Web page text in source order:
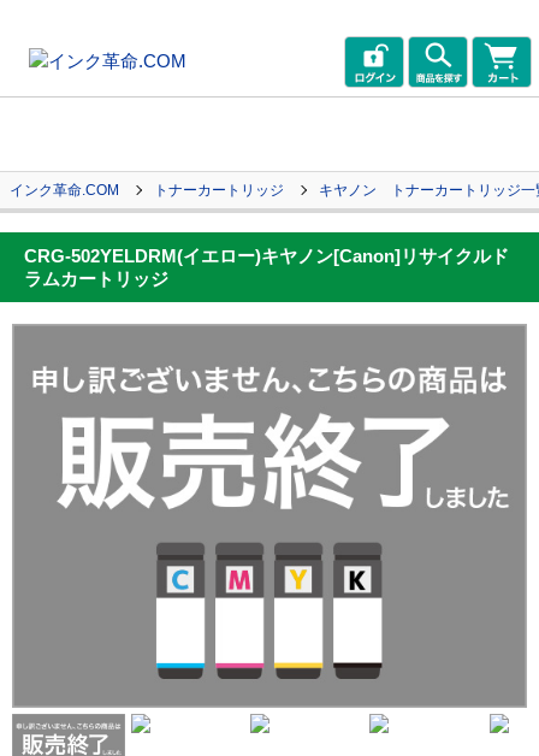
インク革命.COM トナーカートリッジ キヤノン トナーカートリッジ一
CRG-502YELDRM(イエロー)キヤノン[Canon]リサイクルド
ラムカートリッジ